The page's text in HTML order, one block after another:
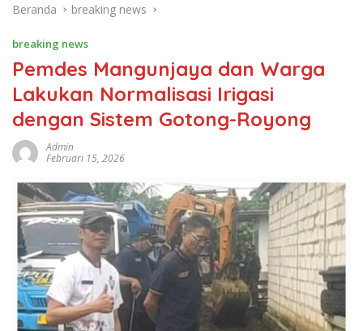
Beranda breaking news
breaking news
Pemdes Mangunjaya dan Warga
Lakukan Normalisasi Irigasi
dengan Sistem Gotong-Royong
Admin
Februari 15, 2026